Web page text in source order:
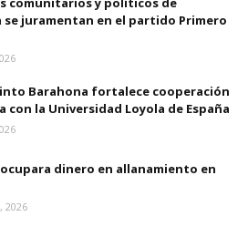
se juramentan en el partido Primero
Barahona fortalece cooperación
con la Universidad Loyola de España
ocupara dinero en allanamiento en
2026